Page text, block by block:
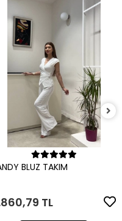
Sepete Ekle
BLUZ TAKIM
TL